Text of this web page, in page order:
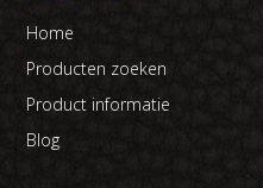
Home
Producten zoeken
Product informatie
Blog